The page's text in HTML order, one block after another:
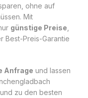
ohne auf
Mit
günstige Preise
Best-Preis-Garantie
Anfrage und lassen
zu den besten